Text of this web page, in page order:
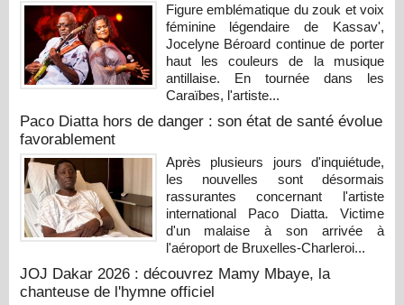
Figure emblématique du zouk et voix
féminine légendaire de Kassav',
Jocelyne Béroard continue de porter
haut les couleurs de la musique
antillaise. En tournée dans les
Caraïbes, l'artiste...
Paco Diatta hors de danger : son état de santé évolue
favorablement
Après plusieurs jours d'inquiétude,
les nouvelles sont désormais
rassurantes concernant l'artiste
international Paco Diatta. Victime
d'un malaise à son arrivée à
l'aéroport de Bruxelles-Charleroi...
JOJ Dakar 2026 : découvrez Mamy Mbaye, la
chanteuse de l'hymne officiel